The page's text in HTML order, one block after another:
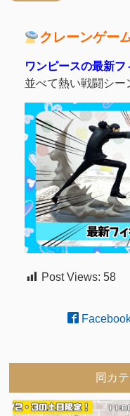
クレーンゲー
ワンピースの最新フ
並べて熱い戦闘シー
Post Views: 58
同カ